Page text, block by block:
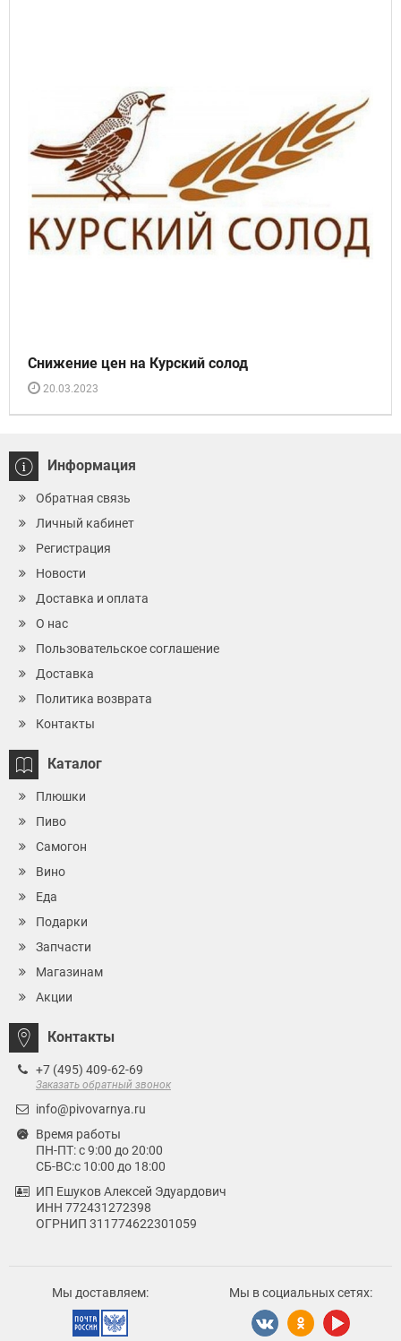
Снижение цен на Курский солод
20.03.2023
Информация
Обратная связь
Личный кабинет
Регистрация
Новости
Доставка и оплата
О нас
Пользовательское соглашение
Доставка
Политика возврата
Контакты
Каталог
Плюшки
Пиво
Самогон
Вино
Еда
Подарки
Запчасти
Магазинам
Акции
Контакты
+7 (495) 409-62-69
Заказать обратный звонок
info@pivovarnya.ru
Время работы
ПН-ПТ: с 9:00 до 20:00
СБ-ВС:с 10:00 до 18:00
ИП Ешуков Алексей Эдуардович
ИНН 772431272398
ОГРНИП 311774622301059
Мы доставляем: Мы в социальных сетях: